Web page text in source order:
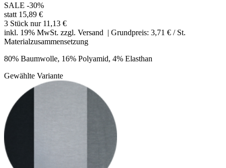
SALE -30%
statt 15,89 €
3 Stück nur 11,13 €
inkl. 19% MwSt. zzgl. Versand | Grundpreis: 3,71 € / St.
Materialzusammensetzung
80% Baumwolle, 16% Polyamid, 4% Elasthan
Gewählte Variante